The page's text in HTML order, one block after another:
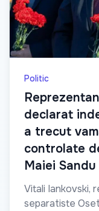
Politic
declarat
a trecut
controlate
Maiei Sandu
Vitali Iankovski,
separatiste